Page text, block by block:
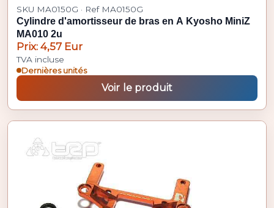
SKU MA0150G · Ref MA0150G
Cylindre d'amortisseur de bras en A Kyosho MiniZ
MA010 2u
Prix: 4,57 Eur
TVA incluse
Dernières unités
Voir le produit